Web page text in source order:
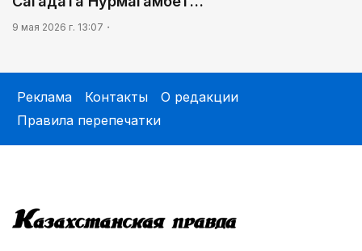
9 мая 2026 г. 13:07
Реклама Контакты
О редакции
Правила перепечатки